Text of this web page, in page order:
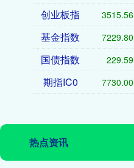
创业板指 3515.56
基金指数 7229.80
国债指数 229.59
期指IC0 7730.00
热点资讯